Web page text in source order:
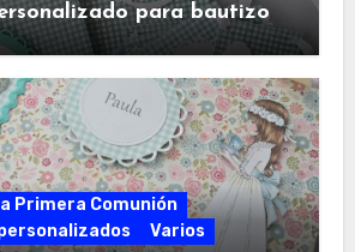
para bautizo
Primera Comunión
Varios